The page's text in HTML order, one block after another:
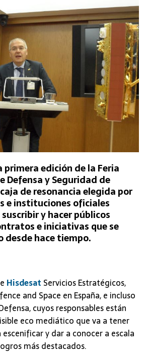
primera edición de la Feria
Defensa y Seguridad de
de resonancia elegida por
e instituciones oficiales
y hacer públicos
e iniciativas que se
desde hace tiempo.
Hisdesat Servicios Estratégicos,
and Space en España, e incluso
cuyos responsables están
eco mediático que va a tener
escenificar y dar a conocer a escala
más destacados.